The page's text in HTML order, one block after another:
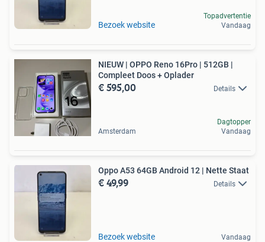
Bezoek website
Topadvertentie
Vandaag
NIEUW | OPPO Reno 16Pro | 512GB |
Compleet Doos + Oplader
€ 595,00 Details
Amsterdam
Dagtopper
Vandaag
Oppo A53 64GB Android 12 | Nette Staat
€ 49,99 Details
Bezoek website Vandaag